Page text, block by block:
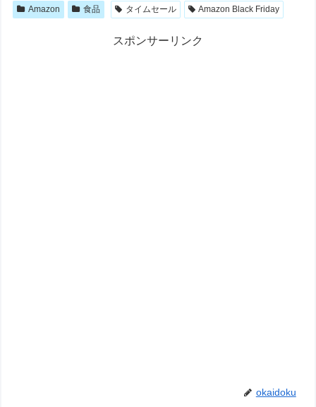
Amazon 食品 タイムセール Amazon Black Friday
スポンサーリンク
okaidoku